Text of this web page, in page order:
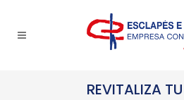
REVITALIZA